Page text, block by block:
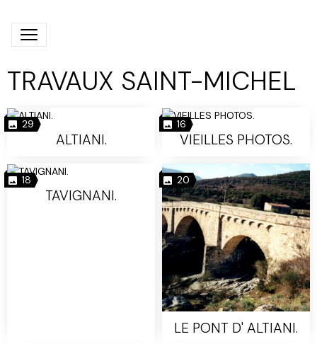
TRAVAUX SAINT-MICHEL
29
ALTIANI.
16
VIEILLES PHOTOS.
18
TAVIGNANI.
20
LE PONT D' ALTIANI.